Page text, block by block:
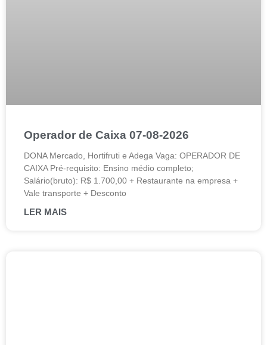
Operador de Caixa 07-08-2026
DONA Mercado, Hortifruti e Adega Vaga: OPERADOR DE
CAIXA Pré-requisito: Ensino médio completo;
Salário(bruto): R$ 1.700,00 + Restaurante na empresa +
Vale transporte + Desconto
LER MAIS